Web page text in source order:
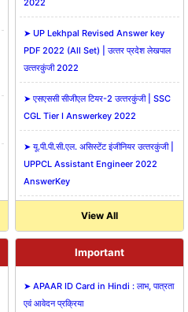
➤ UP Lekhpal Revised Answer key
PDF 2022 (All Set) | उत्‍तर प्रदेश लेखपाल
उत्‍तरकुंजी 2022
➤ एसएससी सीजीएल टियर-2 उत्‍तरकुंजी | SSC
CGL Tier I Answerkey 2022
➤ यू.पी.पी.सी.एल. असिस्‍टेंट इंजीनियर उत्‍तरकुंजी |
UPPCL Assistant Engineer 2022
AnswerKey
View All
Important
➤ APAAR ID Card in Hindi : लाभ, पात्रता
एवं आवेदन प्रक्रिया